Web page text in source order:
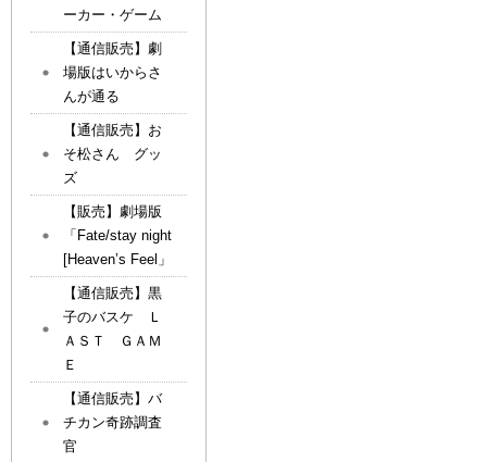
ーカー・ゲーム
【通信販売】劇
場版はいからさ
んが通る
【通信販売】お
そ松さん グッ
ズ
【販売】劇場版
「Fate/stay night
[Heaven’s Feel」
【通信販売】黒
子のバスケ Ｌ
ＡＳＴ ＧＡＭ
Ｅ
【通信販売】バ
チカン奇跡調査
官